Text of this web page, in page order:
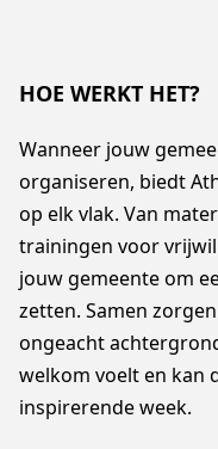
HOE WERKT HET?
Wanneer jouw
organiseren, biedt
op elk vlak. Van
trainingen voor
jouw gemeente om
zetten. Samen
ongeacht
welkom voelt en kan
inspirerende week.